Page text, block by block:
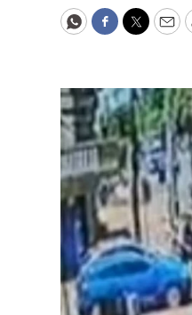
WhatsApp
Facebook